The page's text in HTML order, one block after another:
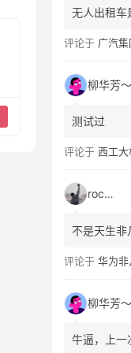
无人出租车
评论于 广汽集团联
测试过
评论于 西工大机器
rocky
不是天生非
评论于 华为非
牛逼，上一